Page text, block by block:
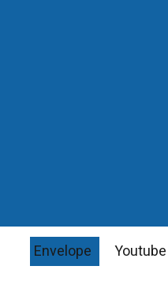
Envelope Youtube